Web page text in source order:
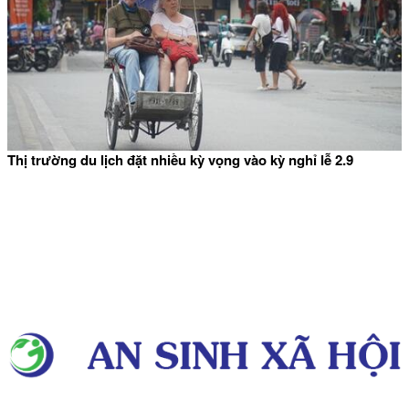
Thị trường du lịch đặt nhiều kỳ vọng vào kỳ nghỉ lễ 2.9